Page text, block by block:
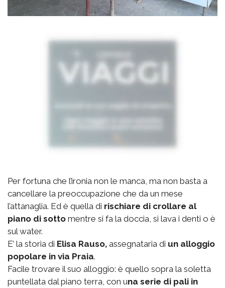
Per fortuna che l’ironia non le manca, ma non basta a
cancellare la preoccupazione che da un mese
l’attanaglia. Ed è quella di rischiare di crollare al
piano di sotto mentre si fa la doccia, si lava i denti o è
sul water.
E’ la storia di Elisa Rauso, assegnataria di un alloggio
popolare in via Praia.
Facile trovare il suo alloggio: è quello sopra la soletta
puntellata dal piano terra, con una serie di pali in